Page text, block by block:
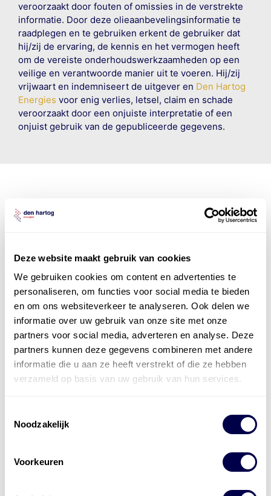
Deze website maakt gebruik van cookies
We gebruiken cookies om content en advertenties te
personaliseren, om functies voor social media te bieden
en om ons websiteverkeer te analyseren. Ook delen we
informatie over uw gebruik van onze site met onze
partners voor social media, adverteren en analyse. Deze
partners kunnen deze gegevens combineren met andere
informatie die u aan ze heeft verstrekt of die ze hebben
verzameld op basis van uw gebruik van hun services.
Noodzakelijk
Voorkeuren
veroorzaakt door fouten of omissies in de verstrekte
informatie. Door deze olieaanbevelingsinformatie te
raadplegen en te gebruiken erkent de gebruiker dat
hij/zij de ervaring, de kennis en het vermogen heeft
om de vereiste onderhoudswerkzaamheden op een
veilige en verantwoorde manier uit te voeren. Hij/zij
vrijwaart en indemniseert de uitgever en Den Hartog
Energies voor enig verlies, letsel, claim en schade
veroorzaakt door een onjuiste interpretatie of een
onjuist gebruik van de gepubliceerde gegevens.